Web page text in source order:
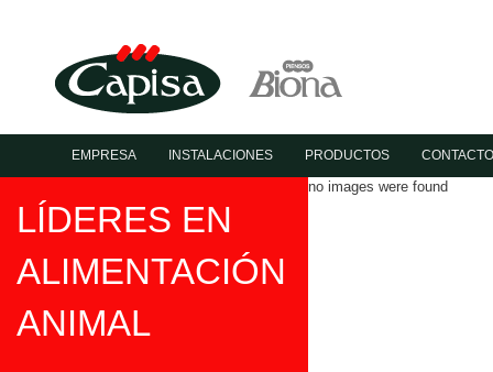
EMPRESA INSTALACIONES PRODUCTOS
no images were found
LÍDERES EN
ALIMENTACIÓN
ANIMAL